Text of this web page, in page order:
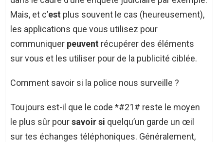
Mais, et c’est plus souvent le cas (heureusement),
les applications que vous utilisez pour
communiquer peuvent récupérer des éléments
sur vous et les utiliser pour de la publicité ciblée.
Comment savoir si la police nous surveille ?
Toujours est-il que le code *#21# reste le moyen
le plus sûr poursavoir si quelqu’un garde un œil
sur tes échanges téléphoniques. Généralement,